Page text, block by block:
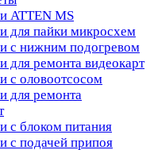
ATTEN MS
для пайки микросхем
с нижним подогревом
для ремонта видеокарт
с оловоотсосом
для ремонта
с блоком питания
с подачей припоя